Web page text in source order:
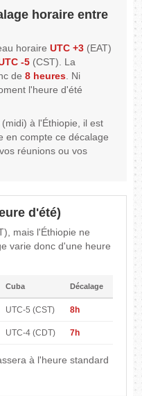
horaire entre
horaireUTC +3 (EAT)
-5 (CST). La
de8 heures. Ni
l'heure d'été
(midi) à l'Éthiopie, il est
en compte ce décalage
réunions ou vos
d'été)
mais l'Éthiopie ne
varie donc d'une heure
Cuba Décalage
UTC-5 (CST) 8h
UTC-4 (CDT) 7h
à l'heure standard